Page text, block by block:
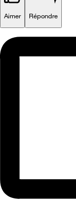
Aimer Répondre